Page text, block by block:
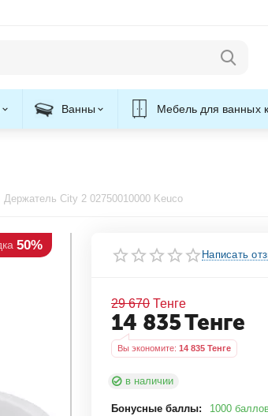
Ванны Мебель для ванных
Держатель City 2 02750010000 Keuco
Написать
29 670 Тенге
14 835Тенге
Вы экономите: 14 835 Тенге
в наличии
Бонусные баллы:
1000